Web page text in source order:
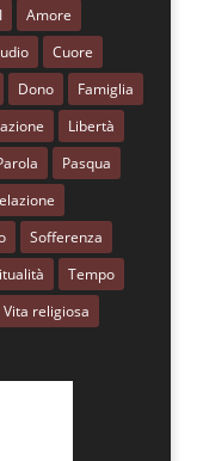
Amore
Cuore
Dono
Famiglia
Libertà
Pasqua
Sofferenza
Tempo
Vita religiosa